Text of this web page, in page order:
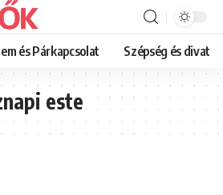
és Párkapcsolat Szépség és divat
este